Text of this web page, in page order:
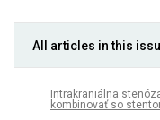
All articles in this
Intrakraniálna
kombinovať so